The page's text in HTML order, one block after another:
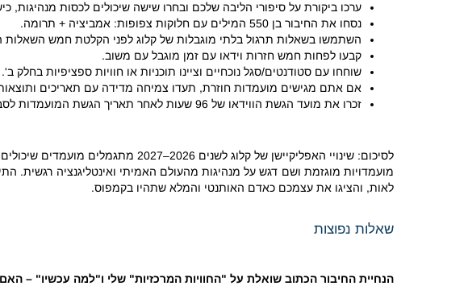
ערכו ביקורת על סיפורי הליבה שלכם ובחרו שישה שיכולים לכסות מנהיגות,
נסחו את החיבור בן 550 המילים עם חלוקות צפופות: אמביציה + תרומה.
השתמשו בשאלות תרגול בלתי מוגבלות של קלוג לפני הקלטת חמש השאלות
קבעו לפחות חמש חזרות וידאו עם זמן מוגבל עם משוב.
שוחחו עם סטודנטים/סגל נוכחיים וציינו תוכניות או חוויות ספציפיות בחלק ב'.
אם אתם מגישים מועמדות חוזרת, תעדו צמיחה מדידה עם תאריכים
זכרו את מועד הגשת הווידאו של 96 שעות לאחר תאריך הגשת המועמדות לסבב שלכם.
לסיכום: שינויי האפליקיישן של קלוג
מועמדויות מוגזמת ושם דגש על מנהיגות מהעולם האמיתי ואינטליגנציה רגשית.
לאות, והציגו את עצמכם כאדם האותנטי והמלא שתהיו בקמפוס.
שאלות נפוצות
הנחיית החיבור הכתוב שואלת על "החוויות המרכזיות" שלי ו"למה עכשיו" –